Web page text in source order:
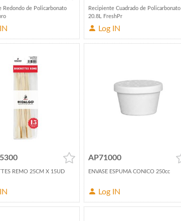
Redondo de Policarbonato
Recipiente Cuadrado de Policarbonato
20.8L FreshPr
Log IN
REMO 25CM X 15UD
AP71000
ENVASE ESPUMA CONICO 250cc
Log IN